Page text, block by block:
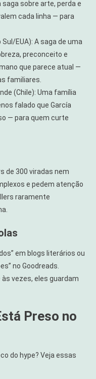
sobre arte, perda e
cada linha — para
Sul/EUA): A saga de uma
preconceito e
que parece atual —
familiares.
(Chile): Uma família
falado que García
— para quem curte
de 300 viradas nem
e pedem atenção
raramente
em blogs literários ou
no Goodreads.
vezes, eles guardam
Preso no
do hype? Veja essas